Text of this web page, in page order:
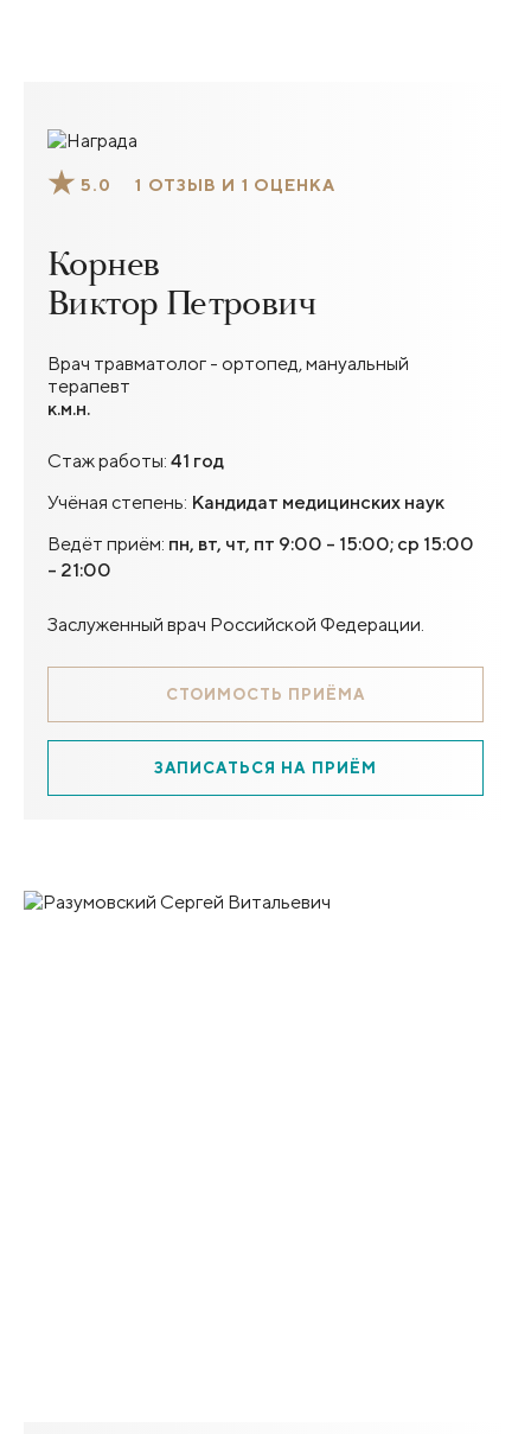
5.0 1 ОТЗЫВ И 1 ОЦЕНКА
Корнев
Виктор Петрович
Врач травматолог - ортопед, мануальный
терапевт
к.м.н.
Стаж работы: 41 год
Учёная степень: Кандидат медицинских наук
Ведёт приём: пн, вт, чт, пт 9:00 - 15:00; ср 15:00
- 21:00
Заслуженный врач Российской Федерации.
СТОИМОСТЬ ПРИЁМА
ЗАПИСАТЬСЯ НА ПРИЁМ